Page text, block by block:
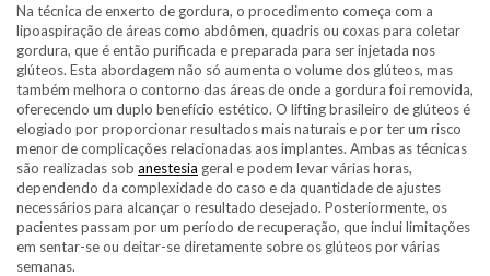
Na técnica de enxerto de gordura, o procedimento começa com a
lipoaspiração de áreas como abdômen, quadris ou coxas para coletar
gordura, que é então purificada e preparada para ser injetada nos
glúteos. Esta abordagem não só aumenta o volume dos glúteos, mas
também melhora o contorno das áreas de onde a gordura foi removida,
oferecendo um duplo benefício estético. O lifting brasileiro de glúteos é
elogiado por proporcionar resultados mais naturais e por ter um risco
menor de complicações relacionadas aos implantes. Ambas as técnicas
são realizadas sob anestesia geral e podem levar várias horas,
dependendo da complexidade do caso e da quantidade de ajustes
necessários para alcançar o resultado desejado. Posteriormente, os
pacientes passam por um período de recuperação, que inclui limitações
em sentar-se ou deitar-se diretamente sobre os glúteos por várias
semanas.